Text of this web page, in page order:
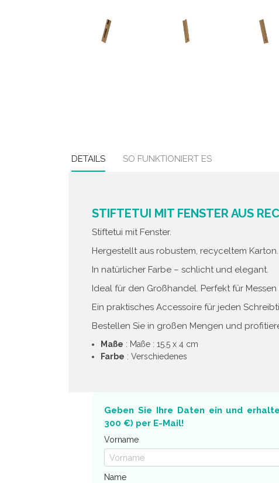
DETAILS SO FUNKTIONIERT ES
STIFTETUI MIT FENSTER AUS
Stiftetui mit Fenster.
Hergestellt aus robustem, recyceltem Karton.
In natürlicher Farbe – schlicht und elegant.
Ideal für den Großhandel. Perfekt für
Ein praktisches Accessoire für jeden
Bestellen Sie in großen Mengen und
Maße : Maße : 15.5 x 4 cm
Farbe : Verschiedenes
Geben Sie Ihre Daten ein und
300 €) per E-Mail!
Vorname
Name